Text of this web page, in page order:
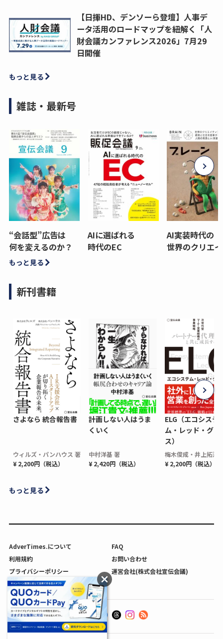
【日揮HD、デンソーら登壇】人事デ
ータ活用のロードマップを紐解く「人
財会議カンファレンス2026」7月29
日開催
もっと見る
雑誌・最新号
“会話型”広告は
何を変えるのか？
AIに選ばれる
時代のEC
AI実装時代の
世界のクリエ
もっと見る
新刊書籍
さよなら 統合報告書
ウィルズ・パンハウス 著
¥ 2,200円（税込）
計画しない人はうま
くいく
中村洋基 著
¥ 2,420円（税込）
ELG（エコシステ
ム・レッド・グロ
ス）
梅木俊成・井上拓海
¥ 2,200円（税込）
もっと見る
AdverTimes.について
FAQ
利用規約
お問い合わせ
プライバシーポリシー
運営会社(株式会社宣伝会議)
利用者情報の外部送信について